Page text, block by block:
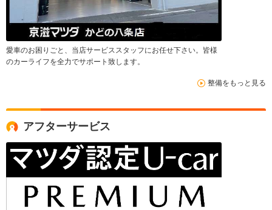
愛車のお困りごと、当店サービススタッフにお任せ下さい。皆様
のカーライフを全力でサポート致します。
整備をもっと見る
アフターサービス